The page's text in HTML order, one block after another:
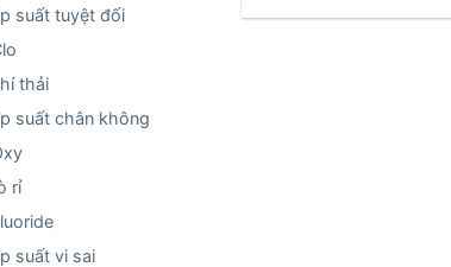
suất tuyệt đối
thải
suất chân không
rỉ
suất vi sai